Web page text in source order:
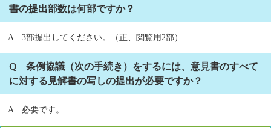
書の提出部数は何部ですか？
A 3部提出してください。（正、閲覧用2部）
Q 条例協議（次の手続き）をするには、意見書のすべて
に対する見解書の写しの提出が必要ですか？
A 必要です。